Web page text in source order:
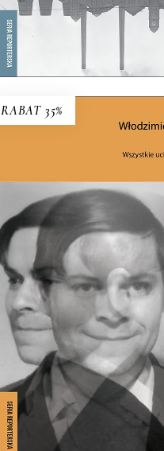
E-BOOK DO KOSZYKA
RABAT 35%
E-BOOK DO
NIEMIEC.
UCIECZKI
Czy Zygfryd Kapela zdradził
Polską, czy Polskę z
61.00 39.65
KSIĄŻKA DO KOSZYKA